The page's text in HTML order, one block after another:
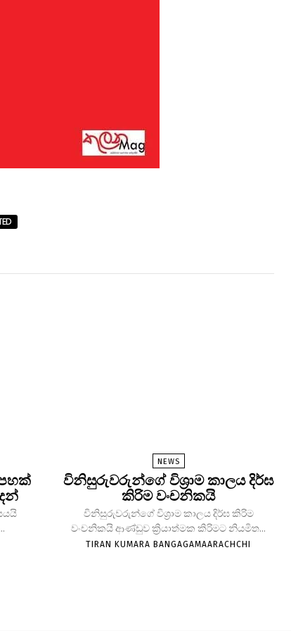
පහක්
NEWS
විනිසුරුවරුන්ගේ විශ්‍රාම කාලය දිර්ඝ
කිරිම වංචනිකයි
විනිසුරුවරුන්ගේ විශ්‍රාම කාලය දිර්ඝ කිරිම
වංචනිකයි ආණ්ඩුව ක්‍රියාත්මක කිරිමට නියමිත...
TIRAN KUMARA BANGAGAMAARACHCHI